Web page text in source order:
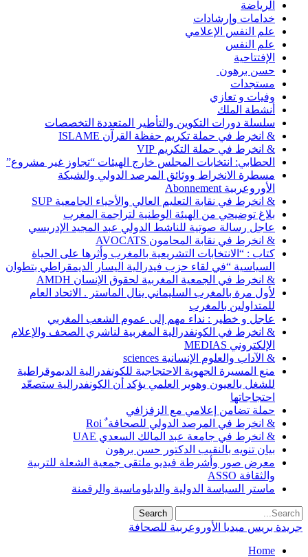
الرياضة
خدامات وإرشادات
علم النفس الإعلامي
علم النفس
الإفتتاحية
حسن برهون
مستجدات
وفيات و تعازي
أنشطة الملك
سلسلة دورات التكوين والتأطير المتعددة التخصصات
& انخرط في حملة تكريم حفظة القرآن ISLAME
& انخرط في حملة التكريم VIP
الحطابي: انتخابات المجلس خارج الهيئات “تجاوز غير مشروع”
مسطرة الانخراط ووثائق المرصد الدولي والشبكة
الأوروعربية Abonnement
& انخرط في نقابة التعليم العالي والأحياء الجامعية SUP
بلاغ توضيحي من الهيئة الوطنية لتراجمة المغرب
عاجل رسالة صوتية للناشط الدولي عبد المجيد الإدريسي
& انخرط في نقابة المحامون AVOCATS
كتاب : “الانتخابات التشريعية بالمغرب وأثرها على الحياة
السياسية “في لقاء حزب فيدرالية اليسار الديمقراطي بتطوان
& انخرط في الجمعية المغربية لحقوق الإنسان AMDH
لأول مرة بالمغرب السليماني ينال الماستر . الاتحاد العام
للمتداولين بالمغرب
عاجل و خطير : نداء مهم إلى عموم الشعب المغربي
& انخرط في الكونفدرالية المغربية لناشري الصحف والإعلام
الإلكتروني MEDIAS
& الآداب والعلوم الإنسانية sciences
منع المسيرة الجهوية الاحتجاجية للكونفدرالية الديموقراطية
للشغل بالعيون وهوير العلمي يؤكد أن الكونفدرالية ستصعّد
احتجاجاتها
حملة تضامن إعلامي مع الزفزافي
& انخرط في المرصد الدولي للصحافة ٌ Roi
& انخرط في جامعة عبد المالك السعدي UAE
بيان تنويه بالنقيب الدكتور حسن برهون
معرض صور وأشرطة فيديو ملتقى جمعية الشعلة للتربية
والثقافة ASSO
ماستر السياسة الدولية والدبلوماسية والرقمنة
جريدة بريس ميديا الأوروعربية للصحافة
Home